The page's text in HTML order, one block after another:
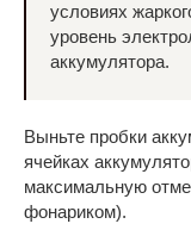
условиях
уровень
аккумулятора.
Выньте пробки
ячейках
максимальную
фонариком).